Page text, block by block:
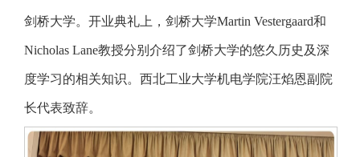
剑桥大学。开业典礼上，剑桥大学Martin Vestergaard和
Nicholas Lane教授分别介绍了剑桥大学的悠久历史及深
度学习的相关知识。西北工业大学机电学院汪焰恩副院
长代表致辞。